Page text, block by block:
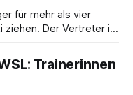
für mehr als vier
ziehen. Der Vertreter ist
Trainerinnen